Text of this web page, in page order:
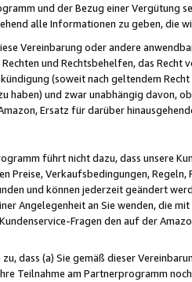
und der Bezug einer Vergütung
alle Informationen zu geben, die
Vereinbarung oder andere
und Rechtsbehelfen, das
(soweit nach geltendem
haben) und zwar unabhängig davon,
Ersatz für darüber
führt nicht dazu, dass unsere
Preise, Verkaufsbedingungen,
und können jederzeit geändert
Angelegenheit an Sie wenden, die
Fragen den auf der
dass (a) Sie gemäß dieser
Teilnahme am Partnerprogramm